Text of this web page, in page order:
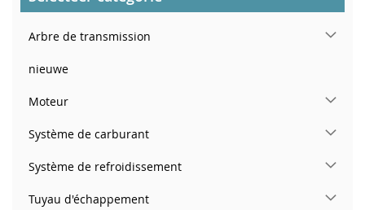
Arbre de transmission
nieuwe
Moteur
Système de carburant
Système de refroidissement
Tuyau d'échappement